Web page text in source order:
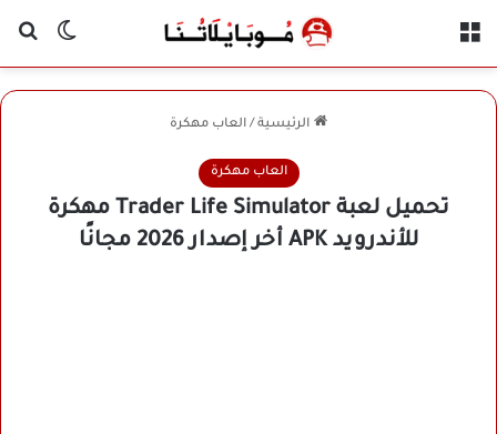
الوضع
الرئيسية / العاب مهكرة
العاب مهكرة
تحميل لعبة Trader Life Simulator مهكرة
للأندرويد APK أخر إصدار 2026 مجانًا